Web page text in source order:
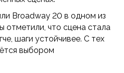
Broadway 20 в одном из
отметили, что сцена стала
шаги устойчивее. С тех
выбором